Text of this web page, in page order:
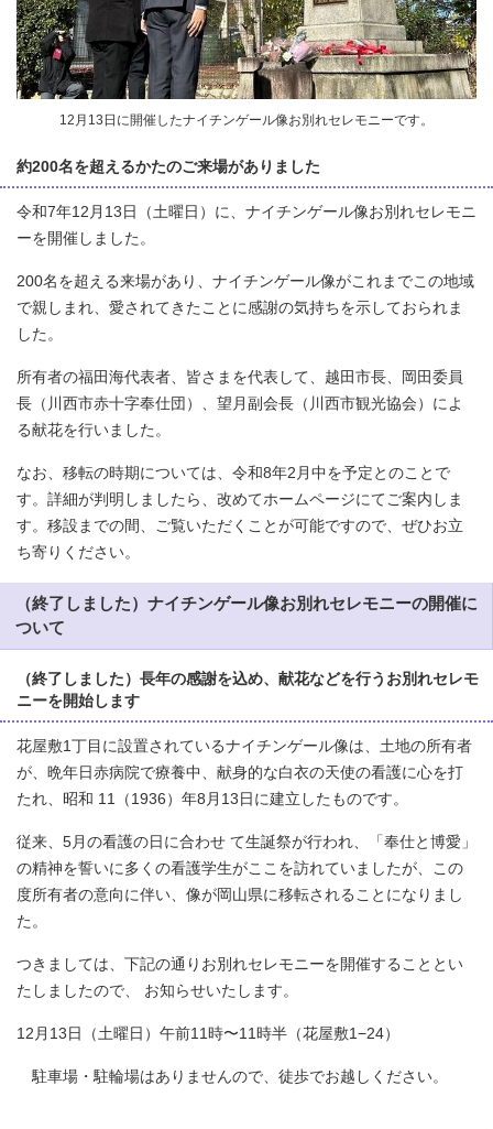
12月13日に開催したナイチンゲール像お別れセレモニーです。
約200名を超えるかたのご来場がありました
令和7年12月13日（土曜日）に、ナイチンゲール像お別れセレモニ
ーを開催しました。
200名を超える来場があり、ナイチンゲール像がこれまでこの地域
で親しまれ、愛されてきたことに感謝の気持ちを示しておられま
した。
所有者の福田海代表者、皆さまを代表して、越田市長、岡田委員
長（川西市赤十字奉仕団）、望月副会長（川西市観光協会）によ
る献花を行いました。
なお、移転の時期については、令和8年2月中を予定とのことで
す。詳細が判明しましたら、改めてホームページにてご案内しま
す。移設までの間、ご覧いただくことが可能ですので、ぜひお立
ち寄りください。
（終了しました）ナイチンゲール像お別れセレモニーの開催に
ついて
（終了しました）長年の感謝を込め、献花などを行うお別れセレモ
ニーを開始します
花屋敷1丁目に設置されているナイチンゲール像は、土地の所有者
が、晩年日赤病院で療養中、献身的な白衣の天使の看護に心を打
たれ、昭和 11（1936）年8月13日に建立したものです。
従来、5月の看護の日に合わせ て生誕祭が行われ、「奉仕と博愛」
の精神を誓いに多くの看護学生がここを訪れていましたが、この
度所有者の意向に伴い、像が岡山県に移転されることになりまし
た。
つきましては、下記の通りお別れセレモニーを開催することとい
たしましたので、 お知らせいたします。
12月13日（土曜日）午前11時〜11時半（花屋敷1−24）
駐車場・駐輪場はありませんので、徒歩でお越しください。